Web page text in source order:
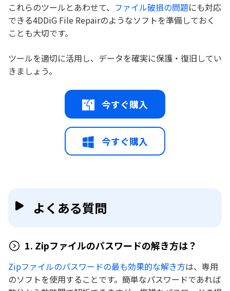
これらのツールとあわせて、 ファイル破損の問題にも対応
できる4DDiG File Repairのようなソフトを準備しておく
ことも大切です。
ツールを適切に活用し、データを確実に保護・復旧してい
きましょう。
今すぐ購入
今すぐ購入
よくある質問
1. Zipファイルのパスワードの解き方は？
Zipファイルのパスワードの最も効果的な解き方は、専用
のソフトを使用することです。簡単なパスワードであれば